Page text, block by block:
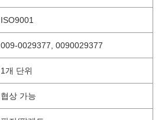
ISO9001
009-0029377, 0090029377
1개 단위
협상 가능